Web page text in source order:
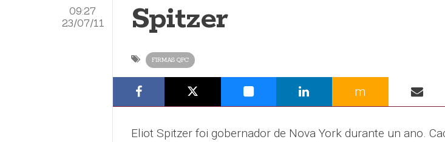
09:27
23/07/11
Spitzer
FIRMAS QPC
m
Eliot Spitzer foi gobernador de Nova York durante un ano.